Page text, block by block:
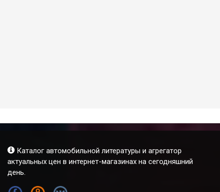
Каталог автомобильной литературы и агрегатор
актуальных цен в интернет-магазинах на сегодняшний
день.